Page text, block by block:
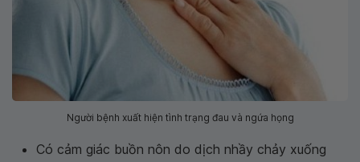
Người bệnh xuất hiện tình trạng đau và ngứa họng
Có cảm giác buồn nôn do dịch nhầy chảy xuống